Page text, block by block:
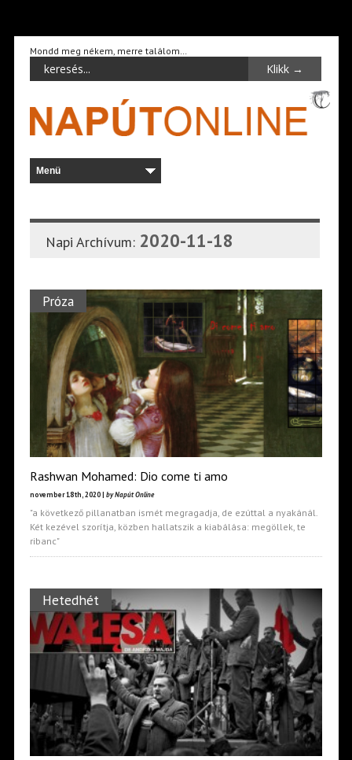
Mondd meg nékem, merre találom…
Napi Archívum: 2020-11-18
Próza
Rashwan Mohamed: Dio come ti amo
november 18th, 2020 | by Napút Online
"a következő pillanatban ismét megragadja, de ezúttal a nyakánál.
Két kezével szorítja, közben hallatszik a kiabálása: megöllek, te
ribanc"
Hetedhét